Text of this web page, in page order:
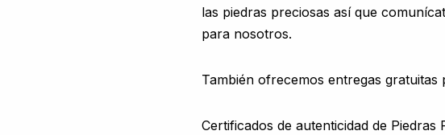
las piedras preciosas así que
para nosotros.
También ofrecemos entregas
Certificados de autenticidad de Piedras